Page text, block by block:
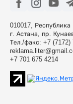
010017, Республика
г. Астана, пр.
Тел./факс: +7 (7172)
+7 701 675 4214